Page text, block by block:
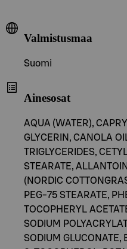
Valmistusmaa
Suomi
Ainesosat
AQUA (WATER),
GLYCERIN, CANOLA
TRIGLYCERIDES,
STEARATE,
(NORDIC
PEG-75 STEARATE,
TOCOPHERYL
SODIUM
SODIUM GLUCONATE,